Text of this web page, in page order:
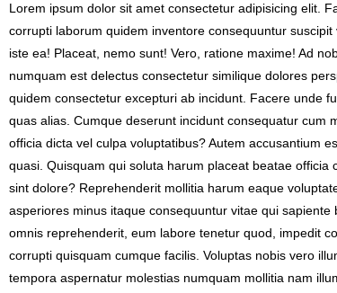
Lorem ipsum dolor sit amet consectetur adipisicing elit.
corrupti laborum quidem inventore consequuntur
iste ea! Placeat, nemo sunt! Vero, ratione maxime! Ad
numquam est delectus consectetur similique dolores
quidem consectetur excepturi ab incidunt. Facere unde
quas alias. Cumque deserunt incidunt consequatur cum
officia dicta vel culpa voluptatibus? Autem accusantium
quasi. Quisquam qui soluta harum placeat beatae
sint dolore? Reprehenderit mollitia harum eaque
asperiores minus itaque consequuntur vitae qui
omnis reprehenderit, eum labore tenetur quod, impedit
corrupti quisquam cumque facilis. Voluptas nobis vero
tempora aspernatur molestias numquam mollitia nam